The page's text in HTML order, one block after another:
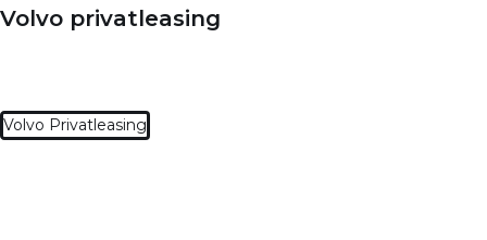
Volvo privatleasing
Volvo Privatleasing